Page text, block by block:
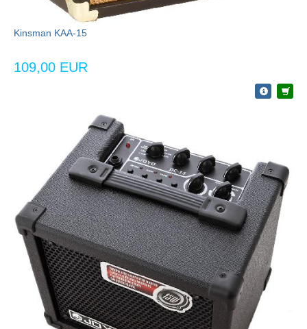
Kinsman KAA-15
109,00 EUR